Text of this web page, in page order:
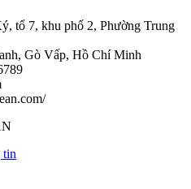
tổ 7, khu phố 2, Phường Trung
Gò Vấp, Hồ Chí Minh
tin